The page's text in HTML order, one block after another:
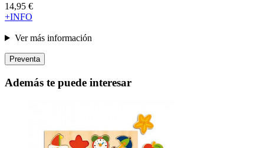
14,95 €
+INFO
Ver más información
Preventa
Además te puede interesar